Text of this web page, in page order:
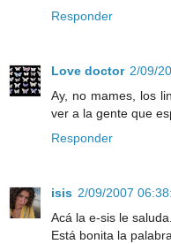
Responder
Love doctor 2/09/
Ay, no mames, los
ver a la gente que
Responder
isis 2/09/2007
Acá la e-sis le
Está bonita la